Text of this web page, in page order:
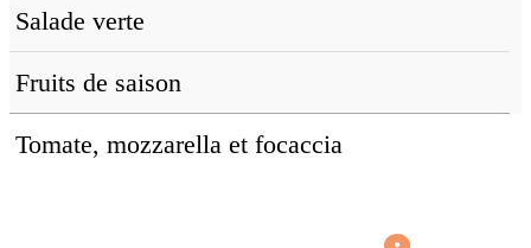
Salade verte
Fruits de saison
Tomate, mozzarella et focaccia